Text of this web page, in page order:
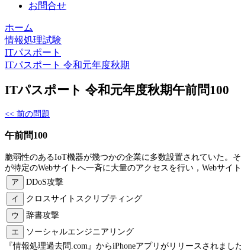
お問合せ
ホーム
情報処理試験
ITパスポート
ITパスポート 令和元年度秋期
ITパスポート 令和元年度秋期午前問100
<< 前の問題
午前問100
脆弱性のあるIoT機器が幾つかの企業に多数設置されていた。
が特定のWebサイトへ一斉に大量のアクセスを行い，Webサイ
ア
DDoS攻撃
イ
クロスサイトスクリプティング
ウ
辞書攻撃
エ
ソーシャルエンジニアリング
『情報処理過去問.com』からiPhoneアプリがリリースされまし